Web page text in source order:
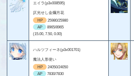
エイラ(p3x008595)
仄光せし金爛月花
HP
25980/25980
AP
8965/8965
(15.00, 7.50, 0.00)
ハルツフィーネ(p3x001701)
魔法人形使い
HP
24050/24050
AP
7830/7830